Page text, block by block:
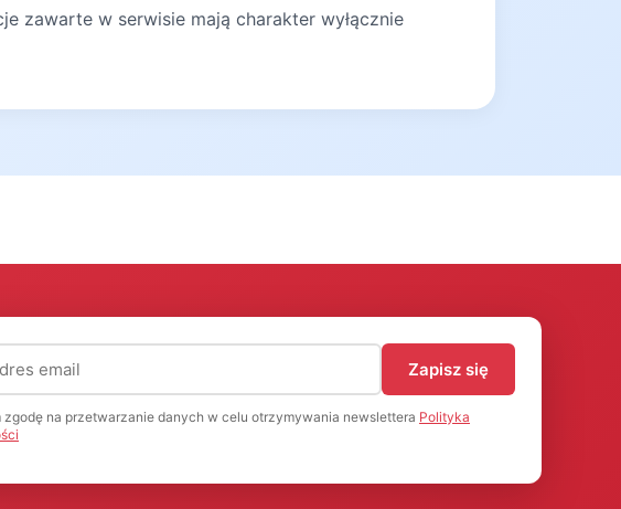
zawarte w serwisie mają charakter wyłącznie
(wymagany)
Zapisz się
zgodę na przetwarzanie danych w celu otrzymywania newslettera Polityka